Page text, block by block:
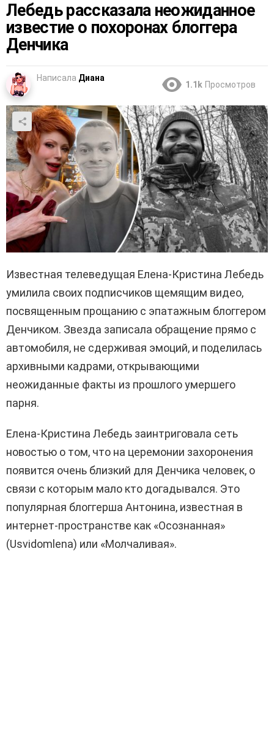
Лебедь рассказала неожиданное
известие о похоронах блоггера
Денчика
Написала Диана
1.1k Просмотров
Известная телеведущая Елена-Кристина Лебедь
умилила своих подписчиков щемящим видео,
посвященным прощанию с эпатажным блоггером
Денчиком. Звезда записала обращение прямо с
автомобиля, не сдерживая эмоций, и поделилась
архивными кадрами, открывающими
неожиданные факты из прошлого умершего
парня.
Елена-Кристина Лебедь заинтриговала сеть
новостью о том, что на церемонии захоронения
появится очень близкий для Денчика человек, о
связи с которым мало кто догадывался. Это
популярная блоггерша Антонина, известная в
интернет-пространстве как «Осознанная»
(Usvidomlena) или «Молчаливая».